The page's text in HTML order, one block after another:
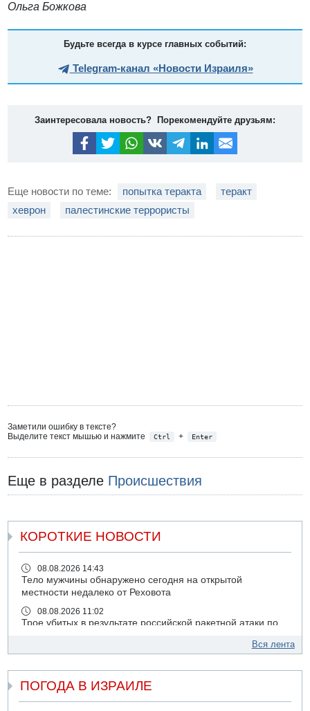
Ольга Божкова
Будьте всегда в курсе главных событий:
Telegram-канал «Новости Израиля»
Заинтересовала новость? Порекомендуйте друзьям:
Еще новости по теме: попытка теракта
теракт
хеврон
палестинские террористы
Заметили ошибку в тексте?
Выделите текст мышью и нажмите
Ctrl + Enter
Еще в разделе Происшествия
КОРОТКИЕ НОВОСТИ
08.08.2026 14:43
Тело мужчины обнаружено сегодня на открытой
местности недалеко от Реховота
08.08.2026 11:02
Трое убитых в результате российской ракетной атаки по
07.08.2026 20:43
07.08.2026 20:41
Ynet: "Хизбалла" запустила БПЛА со взрывчаткой по
Вся лента
ПОГОДА В ИЗРАИЛЕ